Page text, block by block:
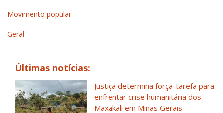
Movimento popular
Geral
Últimas notícias:
Justiça determina força-tarefa para
enfrentar crise humanitária dos
Maxakali em Minas Gerais